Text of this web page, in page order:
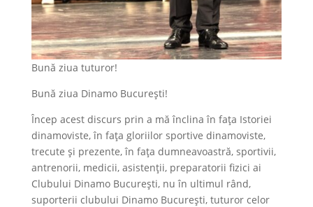
Bună ziua tuturor!
Bună ziua Dinamo București!
Încep acest discurs prin a mă înclina în fața Istoriei
dinamoviste, în fața gloriilor sportive dinamoviste,
trecute și prezente, în fața dumneavoastră, sportivii,
antrenorii, medicii, asistenții, preparatorii fizici ai
Clubului Dinamo București, nu în ultimul rând,
suporterii clubului Dinamo București, tuturor celor